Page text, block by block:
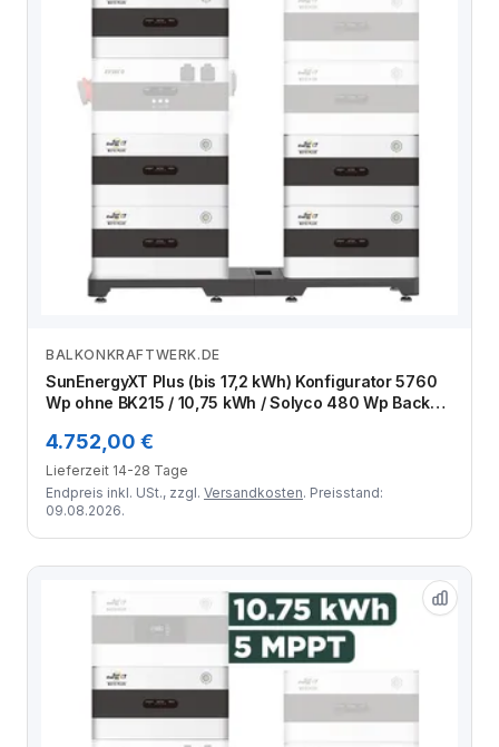
Zum Angebot
BALKONKRAFTWERK.DE
SunEnergyXT Plus (bis 17,2 kWh) Konfigurator 5760
Wp ohne BK215 / 10,75 kWh / Solyco 480 Wp Back
4.752,00 €
Lieferzeit 14-28 Tage
Endpreis inkl. USt., zzgl. Versandkosten. Preisstand:
09.08.2026.